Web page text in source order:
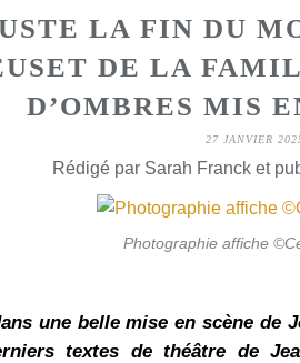
LA FIN DU
DE LA
D’OMBRES MIS
27 JANVIER
Rédigé par Sarah Franck et
Photographie affiche
une belle mise en scène de
textes de théâtre de